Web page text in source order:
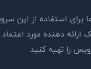
برای استفاده از این
دهنده مورد اعتماد
را تهیه کنید